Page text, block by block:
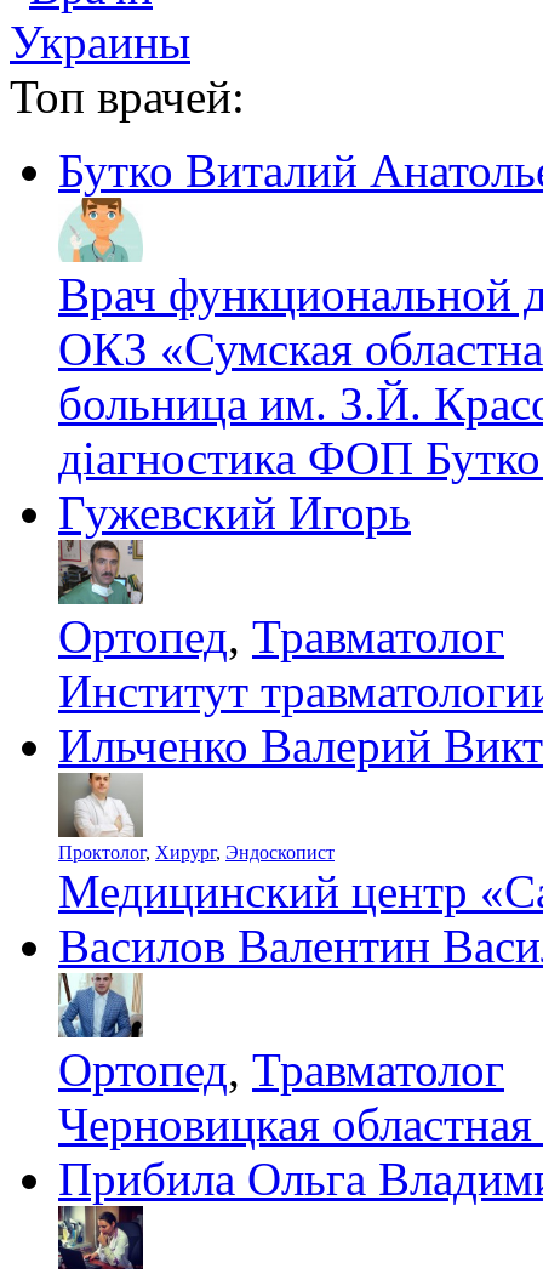
Топ врачей:
Бутко Виталий
Врач функциональной
ОКЗ «Сумская
больница им. З.Й.
діагностика ФОП
Гужевский Игорь
Ортопед, Травматолог
Институт
Ильченко Валерий
Проктолог, Хирург, Эндоскопист
Медицинский центр
Василов Валентин
Ортопед, Травматолог
Черновицкая
Прибила Ольга